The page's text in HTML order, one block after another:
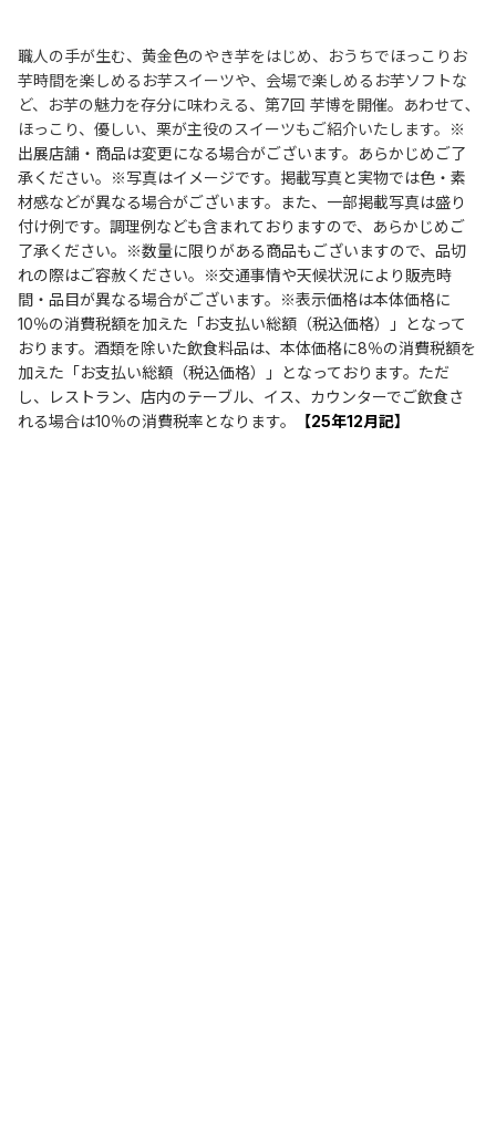
職人の手が生む、黄金色のやき芋をはじめ、おうちでほっこりお
芋時間を楽しめるお芋スイーツや、会場で楽しめるお芋ソフトな
ど、お芋の魅力を存分に味わえる、第7回 芋博を開催。あわせて､
ほっこり、優しい、栗が主役のスイーツもご紹介いたします。
※
出展店舗・商品は変更になる場合がございます。あらかじめご了
承ください。※写真はイメージです。掲載写真と実物では色・素
材感などが異なる場合がございます。また、一部掲載写真は盛り
付け例です。調理例なども含まれておりますので、あらかじめご
了承ください。※数量に限りがある商品もございますので、品切
れの際はご容赦ください。※交通事情や天候状況により販売時
間・品目が異なる場合がございます。※表示価格は本体価格に
10％の消費税額を加えた「お支払い総額（税込価格）」となって
おります。酒類を除いた飲食料品は、本体価格に8％の消費税額を
加えた「お支払い総額（税込価格）」となっております。ただ
し、レストラン、店内のテーブル、イス、カウンターでご飲食さ
れる場合は10％の消費税率となります。
【25年12月記】